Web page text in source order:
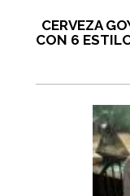
CERVEZA
CON 6